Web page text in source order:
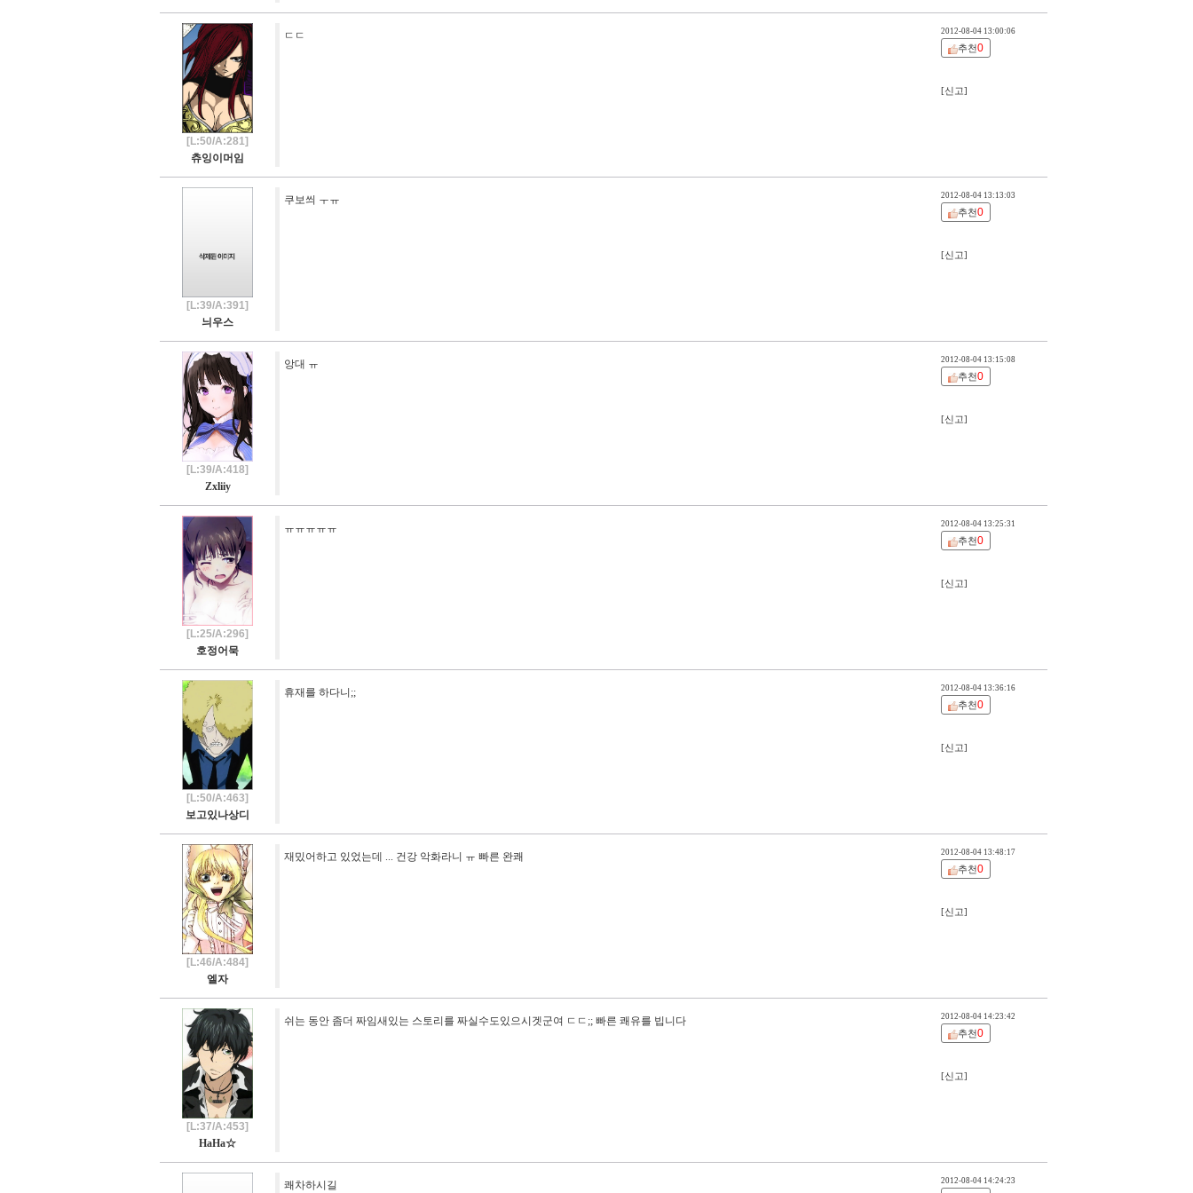
[L:50/A:281]
츄잉이머임
ㄷㄷ 2012-08-04 13:00:06
추천0
[신고]
[L:39/A:391]
늬우스
쿠보씌 ㅜㅠ 2012-08-04 13:13:03
추천0
[신고]
[L:39/A:418]
Zxliiy
앙대 ㅠ 2012-08-04 13:15:08
추천0
[신고]
[L:25/A:296]
호정어묵
ㅠㅠㅠㅠㅠ 2012-08-04 13:25:31
추천0
[신고]
[L:50/A:463]
보고있나상디
휴재를 하다니;; 2012-08-04 13:36:16
추천0
[신고]
[L:46/A:484]
엘자
재밌어하고 있었는데 ... 건강 악화라니 ㅠ 빠른 완쾌 2012-08-04 13:48:17
추천0
[신고]
[L:37/A:453]
HaHa☆
쉬는 동안 좀더 짜임새있는 스토리를 짜실수도있으시겟군여 ㄷㄷ;; 빠른 쾌유를 빕니다 2012-08-04 14:23:42
추천0
[신고]
쾌차하시길 2012-08-04 14:24:23